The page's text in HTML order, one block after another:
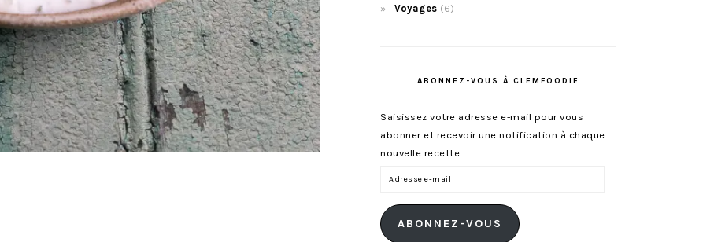
Voyages (6)
ABONNEZ-VOUS À CLEMFOODIE
Saisissez votre adresse e-mail pour vous
abonner et recevoir une notification à chaque
nouvelle recette.
Adresse
mail
ABONNEZ-VOUS